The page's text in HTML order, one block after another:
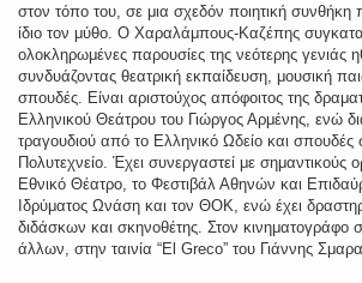
στον τόπο του, σε μια σχεδόν ποιητική συνθήκη
ίδιο τον μύθο. Ο Χαραλάμπους-Καζέπης
ολοκληρωμένες παρουσίες της νεότερης γενιάς
συνδυάζοντας θεατρική εκπαίδευση, μουσική
σπουδές. Είναι αριστούχος απόφοιτος της
Ελληνικού Θεάτρου του Γιώργος Αρμένης, ενώ
τραγουδιού από το Ελληνικό Ωδείο και σπουδές
Πολυτεχνείο. Έχει συνεργαστεί με σημαντικούς
Εθνικό Θέατρο, το Φεστιβάλ Αθηνών και
Ιδρύματος Ωνάση και τον ΘΟΚ, ενώ έχει
διδάσκων και σκηνοθέτης. Στον κινηματογράφο
άλλων, στην ταινία “El Greco” του Γιάννης